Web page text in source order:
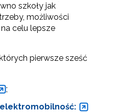
szkoły jak
możliwości
celu lepsze
pierwsze sześć
;
: